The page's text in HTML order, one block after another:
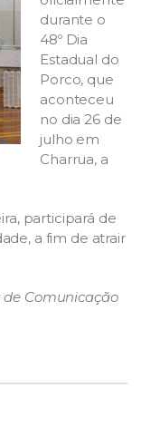
durante o
48º Dia
Estadual do
Porco, que
aconteceu
no dia 26 de
julho em
Charrua, a
participará de
a fim de atrair
de Comunicação